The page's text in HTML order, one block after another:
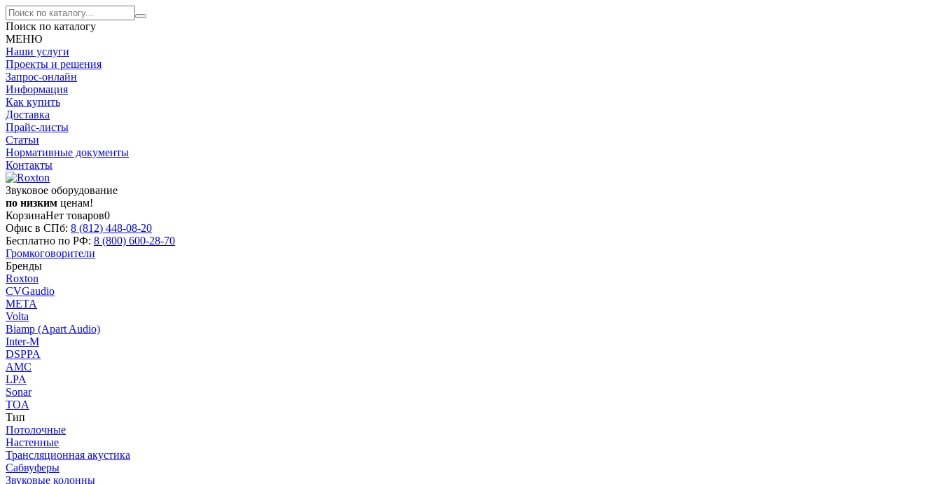
Поиск по каталогу
МЕНЮ
Наши услуги
Проекты и решения
Запрос-онлайн
Информация
Как купить
Доставка
Прайс-листы
Статьи
Нормативные документы
Контакты
Звуковое оборудование
по низким ценам!
КорзинаНет товаров0
Офис в СПб: 8 (812) 448-08-20
Бесплатно по РФ: 8 (800) 600-28-70
Громкоговорители
Бренды
Roxton
CVGaudio
МЕТА
Volta
Biamp (Apart Audio)
Inter-M
DSPPA
AMC
LPA
Sonar
TOA
Тип
Потолочные
Настенные
Трансляционная акустика
Сабвуферы
Звуковые колонны